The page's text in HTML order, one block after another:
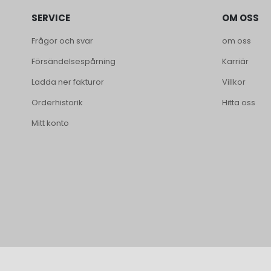
SERVICE
Frågor och svar
Försändelsespårning
Ladda ner fakturor
Orderhistorik
Mitt konto
OM OSS
om oss
Karriär
Villkor
Hitta oss